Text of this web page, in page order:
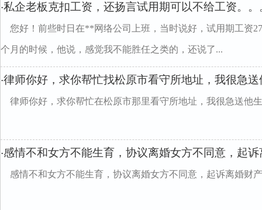
·私企老板克扣工资，还扬言试用期可以不给工资。。
您好！前些时日在**网络公司上班，当时说好，试用期工资
个月的时候，他说，感觉我不能胜任之类的，还说了...
·律师你好，求你帮忙找松原市看守所地址，我很急送
律师你好，求你帮忙在松原市那里看守所地址，我很急送他
·感情不和女方不能生育，协议离婚女方不同意，起
感情不和女方不能生育，协议离婚女方不同意，起诉离婚财